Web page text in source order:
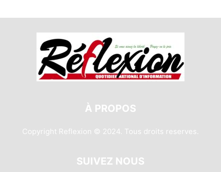
À PROPOS
Copyright Reflexion © 2024. Tous droits reserves.
SUIVEZ NOUS